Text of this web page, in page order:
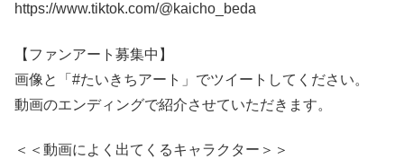
https://www.tiktok.com/@kaicho_beda
【ファンアート募集中】
画像と「#たいきちアート」でツイートしてください。
動画のエンディングで紹介させていただきます。
＜＜動画によく出てくるキャラクター＞＞